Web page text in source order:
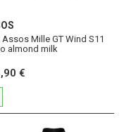
Assos Mille GT Wind S11
almond milk
€